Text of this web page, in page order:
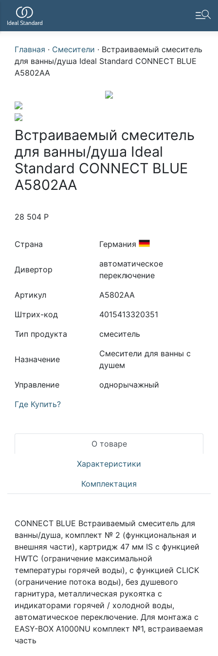
Главная · Смесители · Встраиваемый смеситель
для ванны/душа Ideal Standard CONNECT BLUE
A5802AA
Встраиваемый смеситель
для ванны/душа Ideal
Standard CONNECT BLUE
A5802AA
28 504 Р
Страна Германия
Дивертор
автоматическое
переключение
Артикул
A5802AA
Штрих-код
4015413320351
Тип продукта
смеситель
Назначение
Смесители для ванны с
душем
Управление
однорычажный
Где Купить?
О товаре
Характеристики
Комплектация
CONNECT BLUE Встраиваемый смеситель для
ванны/душа, комплект № 2 (функциональная и
внешняя части), картридж 47 мм IS с функцией
HWTC (ограничение максимальной
температуры горячей воды), с функцией CLICK
(ограничение потока воды), без душевого
гарнитура, металлическая рукоятка с
индикаторами горячей / холодной воды,
автоматическое переключение. Для монтажа с
EASY-BOX A1000NU комплект №1, встраиваемая
часть